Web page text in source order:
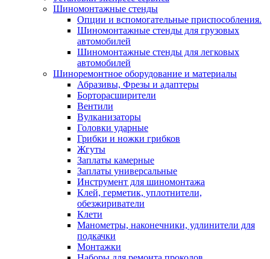
Шиномонтажные стенды
Опции и вспомогательные приспособления.
Шиномонтажные стенды для грузовых
автомобилей
Шиномонтажные стенды для легковых
автомобилей
Шиноремонтное оборудование и материалы
Абразивы, Фрезы и адаптеры
Борторасширители
Вентили
Вулканизаторы
Головки ударные
Грибки и ножки грибков
Жгуты
Заплаты камерные
Заплаты универсальные
Инструмент для шиномонтажа
Клей, герметик, уплотнители,
обезжириватели
Клети
Манометры, наконечники, удлинители для
подкачки
Монтажки